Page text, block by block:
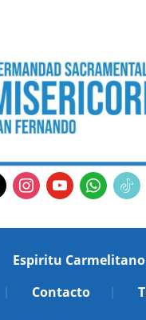
instagram
youtubewhatsapp
tiktok2
Espiritu
Contacto